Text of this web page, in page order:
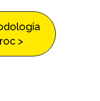
>